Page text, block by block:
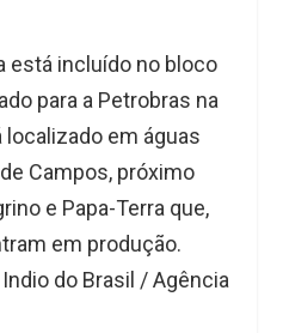
está incluído no bloco
para a Petrobras na
localizado em águas
Campos, próximo
e Papa-Terra que,
em produção.
do Brasil / Agência